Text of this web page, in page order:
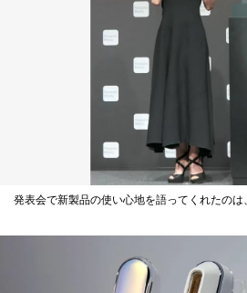
発表会で新製品の使い心地を語ってくれたの